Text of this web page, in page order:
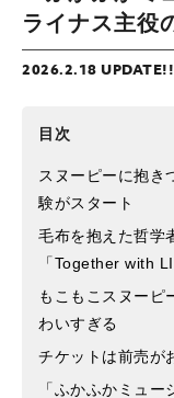
ライナス主役
2026.2.18 UPDATE!!
目次
スヌーピーに抱
験がスタート
毛布を抱えた哲学
「Together with
もこもこスヌーピ
わいすぎる
チケットは前売が
「ふかふかミュ